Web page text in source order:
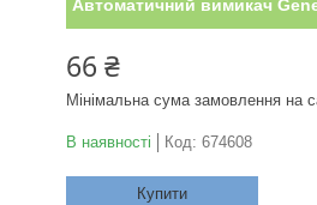
Автоматичний вимикач
66 ₴
Мінімальна сума замовлення на
В наявності Код: 674608
Купити